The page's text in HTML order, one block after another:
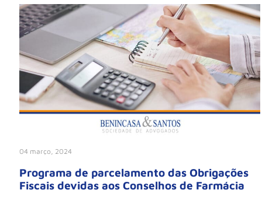
04 março, 2024
Programa de parcelamento das Obrigações
Fiscais devidas aos Conselhos de Farmácia